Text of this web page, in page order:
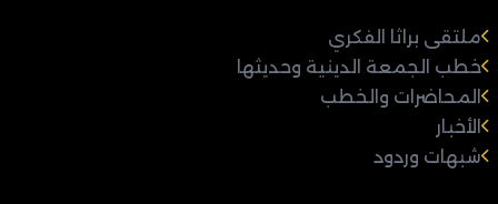
ملتقى براثا الفكري
خطب الجمعة الدينية وحديثها
المحاضرات والخطب
الأخبار
شبهات وردود